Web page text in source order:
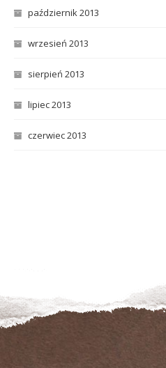
październik 2013
wrzesień 2013
sierpień 2013
lipiec 2013
czerwiec 2013